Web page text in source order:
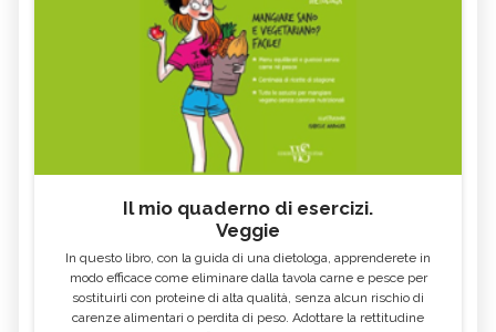
GONFIORE ADDOMINALE ACIDO IALURONICO
TERAPIA ORMONALE
SOSTITUTIVA
SCABBIA
VITILIGINE
SINUSITE CANDIDA
MONONUCLEOSI CANDIDA AURIS
Il mio quaderno di esercizi.
Veggie
In questo libro, con la guida di una dietologa, apprenderete in
modo efficace come eliminare dalla tavola carne e pesce per
sostituirli con proteine di alta qualità, senza alcun rischio di
carenze alimentari o perdita di peso. Adottare la rettitudine